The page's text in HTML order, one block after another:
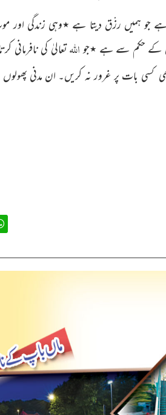
جو ہمیں رزْق دیتا ہے ٭وہی زندگی اور
کے حکم سے ہے ٭جو اللہتعالیٰ کی نافرمانی
بھی کسی بات پر غرور نہ کریں۔ ان مدنی